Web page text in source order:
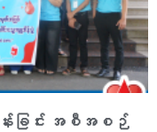
ါန်းခြင်း အစီအစဉ်